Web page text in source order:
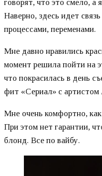
говорят, что это смело, а
Наверно, здесь идет
процессами, переменами.
Мне давно нравились
момент решила пойти на
что покрасилась в день
фит «Сериал» с
Мне очень комфортно,
При этом нет гарантии,
блонд. Все по вайбу.